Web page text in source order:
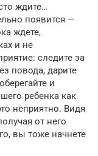
ждите…
появится —
ждете,
и не
следите за
повода, дарите
и
ребенка как
неприятно. Видя
от него
вы тоже начнете